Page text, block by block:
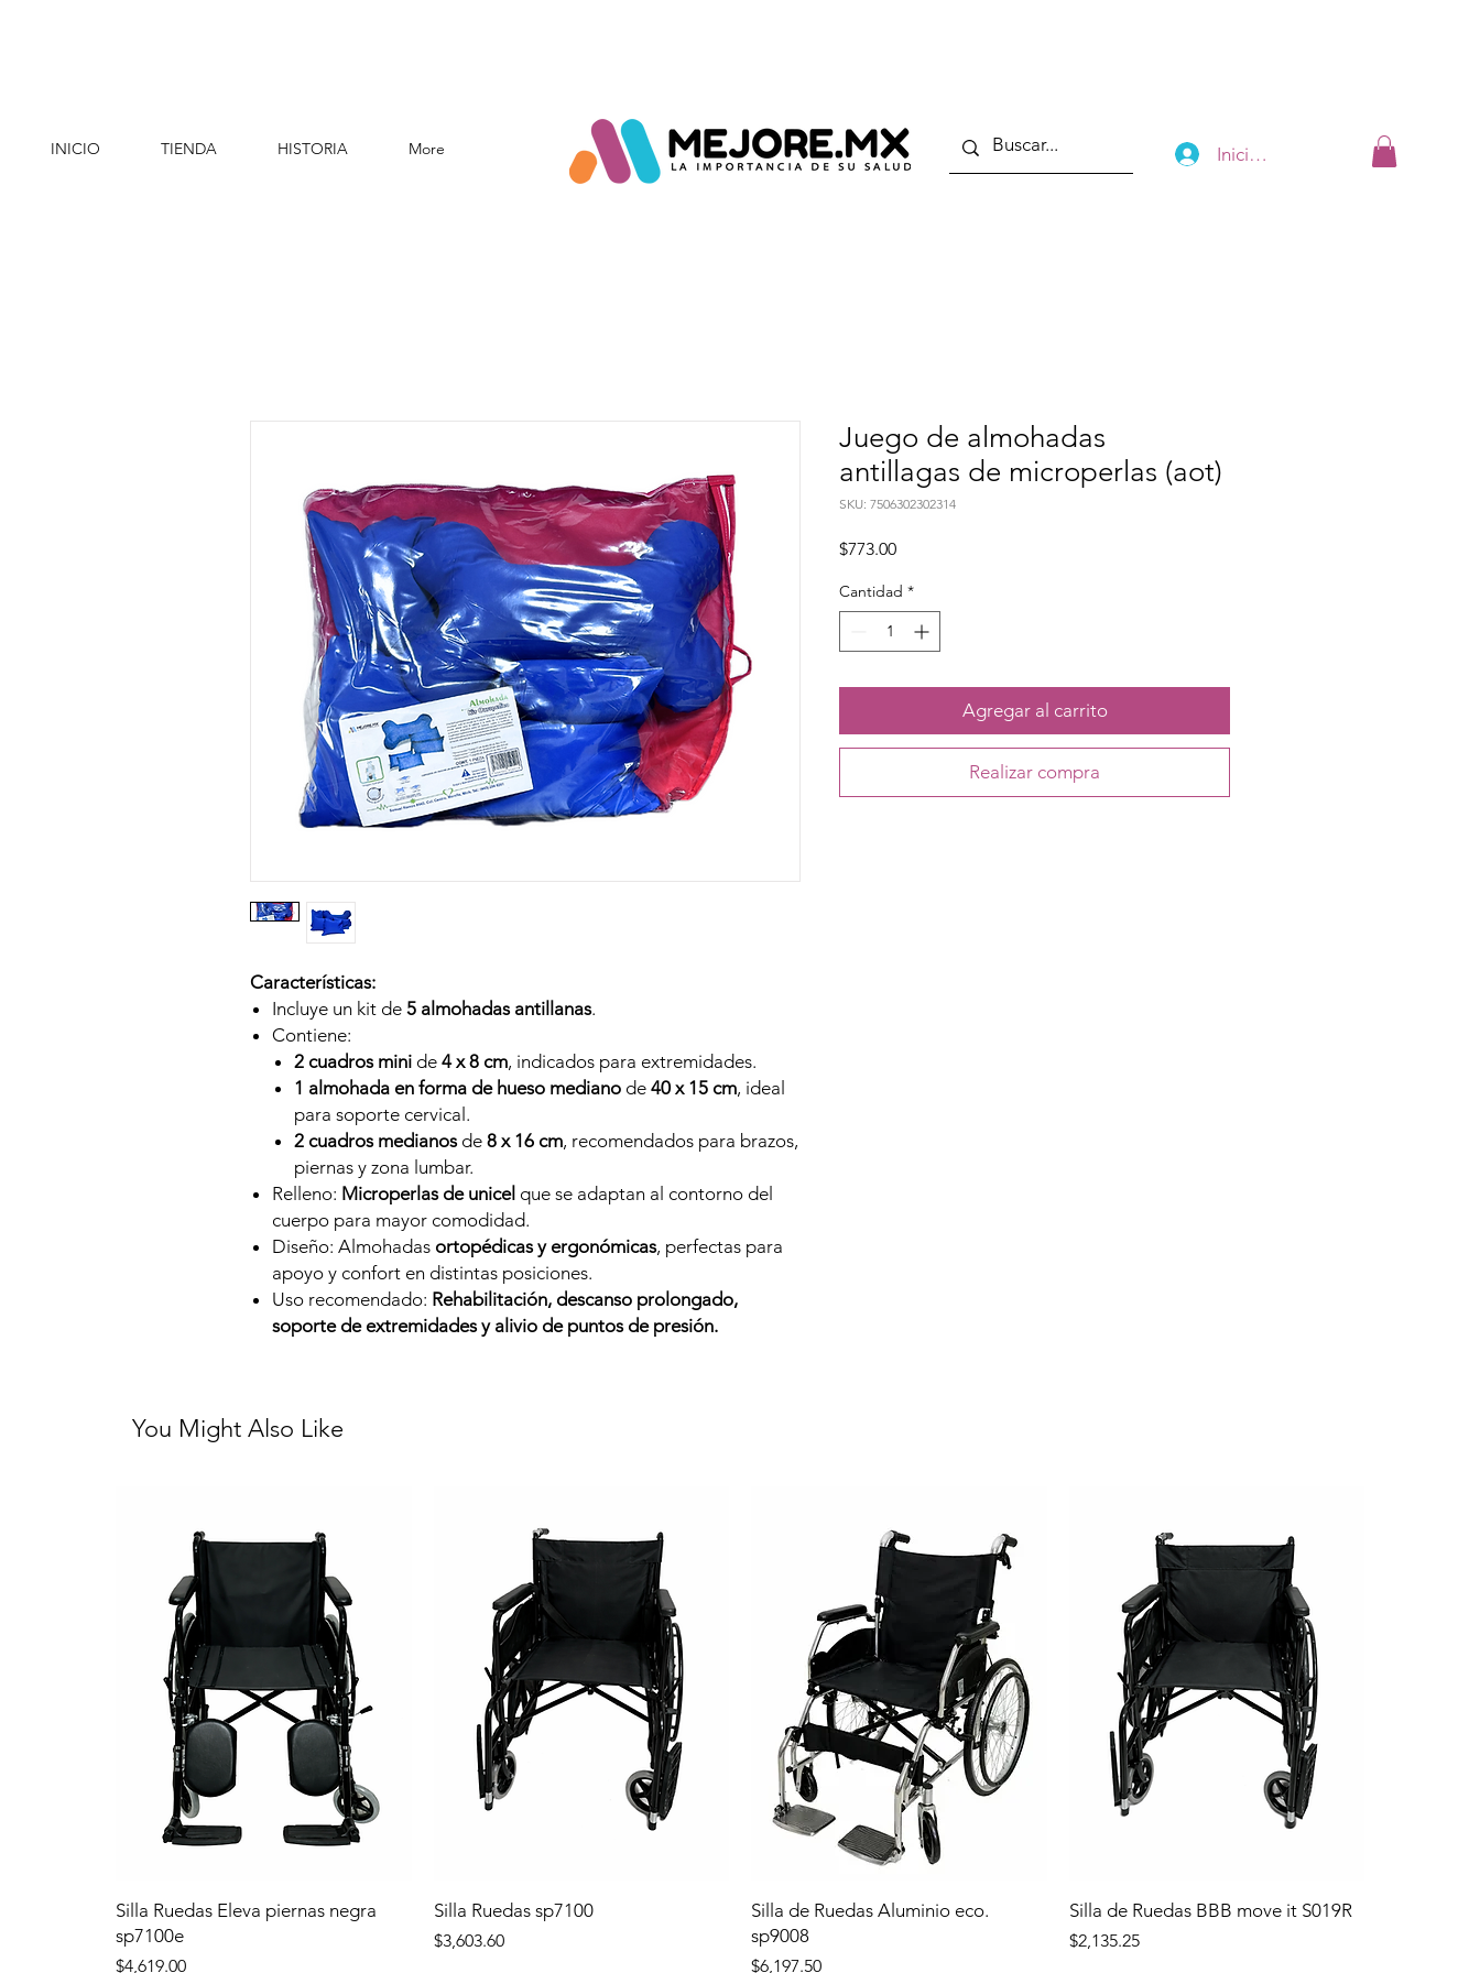
INICIO TIENDA HISTORIA More Iniciar sesión
Características:
Incluye un kit de 5 almohadas antillanas.
Contiene:
2 cuadros mini de 4 x 8 cm, indicados para extremidades.
1 almohada en forma de hueso mediano de 40 x 15 cm, ideal
para soporte cervical.
2 cuadros medianosde 8 x 16 cm, recomendados para brazos,
piernas y zona lumbar.
Relleno: Microperlas de unicel que se adaptan al contorno del
cuerpo para mayor comodidad.
Diseño: Almohadas ortopédicas y ergonómicas, perfectas para
apoyo y confort en distintas posiciones.
Uso recomendado: Rehabilitación, descanso prolongado,
soporte de extremidades y alivio de puntos de presión.
Juego de almohadas
antillagas de microperlas (aot)
SKU: 7506302302314
$773.00Precio
Cantidad *
Agregar al carrito
Realizar compra
You Might Also Like
Silla Ruedas Eleva piernas negra
sp7100e
Precio
$4,619.00
Silla Ruedas sp7100
Precio
$3,603.60
Silla de Ruedas Aluminio eco.
sp9008
Precio
$6,197.50
Silla de Ruedas BBB move it S019R
Precio
$2,135.25